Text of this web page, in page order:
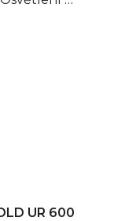
UR 600